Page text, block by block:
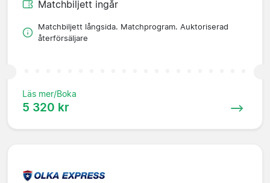
Matchbiljett ingår
Matchbiljett långsida. Matchprogram. Auktoriserad
återförsäljare
Läs mer/Boka
5 320 kr